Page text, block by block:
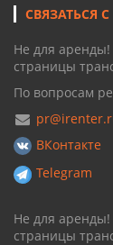
СВЯЗАТЬСЯ
Не для
страницы
По вопросам
ВКонтакте
Telegram
Не для
страницы